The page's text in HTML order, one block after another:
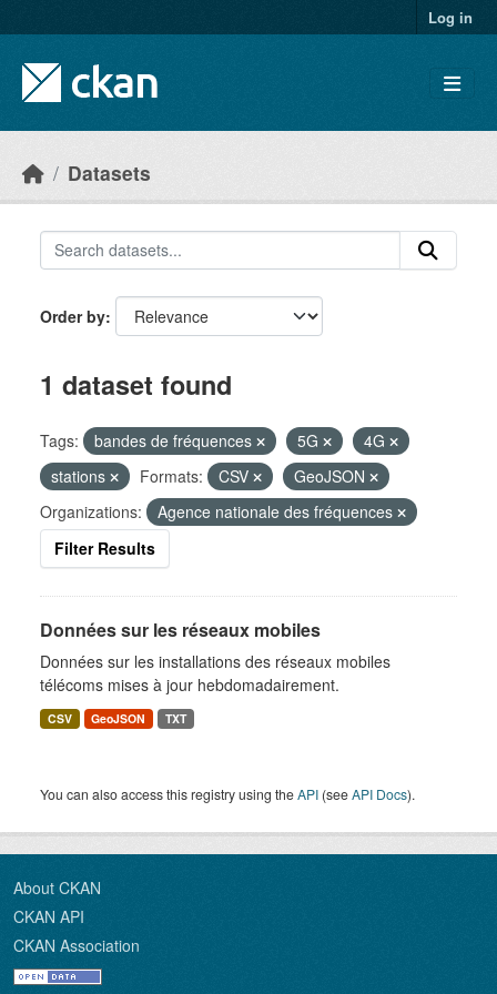
Log in
Datasets
Order by
1 dataset found
Tags: bandes de fréquences 5G
4G
stations
Formats: CSV
GeoJSON
Organizations:
Agence nationale des fréquences
Filter Results
Données sur les réseaux mobiles
Données sur les installations des réseaux mobiles
télécoms mises à jour hebdomadairement.
CSV GeoJSON TXT
You can also access this registry using theAPI (seeAPI Docs).
About CKAN
CKAN API
CKAN Association